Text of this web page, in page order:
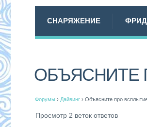
СНАРЯЖЕНИЕ
ОБЪЯСНИТЕ
Форумы › Дайвинг › Объясните про
Просмотр 2 веток ответов